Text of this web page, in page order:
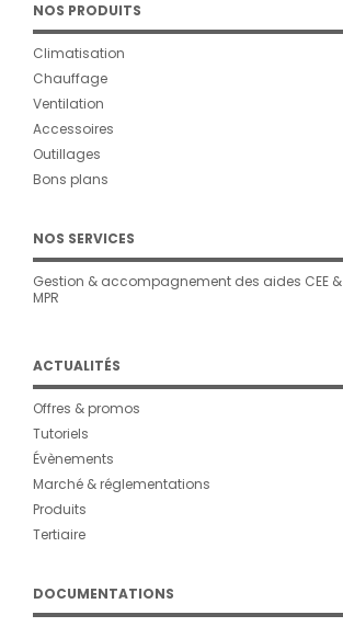
NOS PRODUITS
Climatisation
Chauffage
Ventilation
Accessoires
Outillages
Bons plans
NOS SERVICES
Gestion & accompagnement des aides CEE &
MPR
ACTUALITÉS
Offres & promos
Tutoriels
Évènements
Marché & réglementations
Produits
Tertiaire
DOCUMENTATIONS